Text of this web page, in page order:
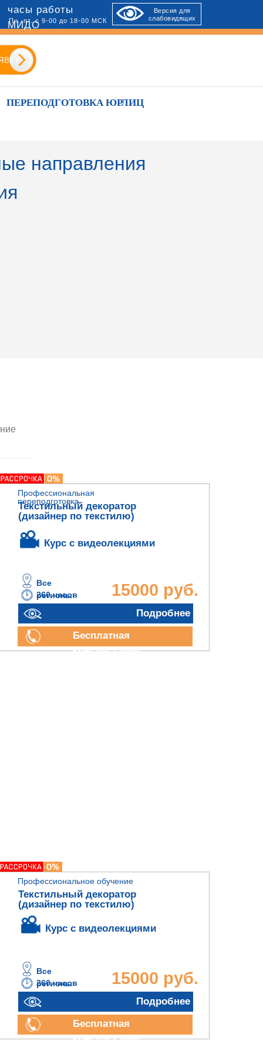
часы работы
МИДО
Пн.-пт. с 9-00 до 18-00 МСК
Версия для
слабовидящих
ПЕРЕПОДГОТОВКА ЮРЛИЦ
направления
Текстильный декоратор
(дизайнер по текстилю)
260 часов 15000 руб.
Все
регионы
Профессиональная
переподготовка
Подробнее
Бесплатная
консультация
Курс с видеолекциями
Текстильный декоратор
(дизайнер по текстилю)
260 часов 15000 руб.
Все
регионы
Профессиональное обучение
Подробнее
Бесплатная
консультация
Курс с видеолекциями